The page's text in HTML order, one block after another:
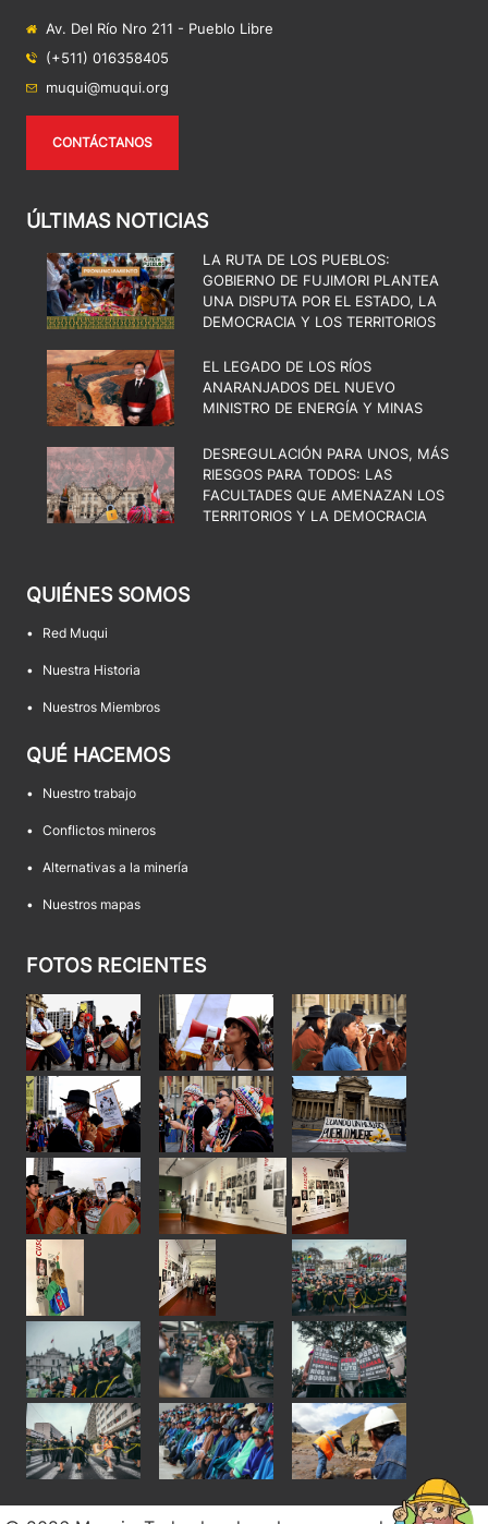
Av. Del Río Nro 211 - Pueblo Libre
(+511) 016358405
muqui@muqui.org
CONTÁCTANOS
ÚLTIMAS NOTICIAS
LA RUTA DE LOS PUEBLOS:
GOBIERNO DE FUJIMORI PLANTEA
UNA DISPUTA POR EL ESTADO, LA
DEMOCRACIA Y LOS TERRITORIOS
EL LEGADO DE LOS RÍOS
ANARANJADOS DEL NUEVO
MINISTRO DE ENERGÍA Y MINAS
DESREGULACIÓN PARA UNOS, MÁS
RIESGOS PARA TODOS: LAS
FACULTADES QUE AMENAZAN LOS
TERRITORIOS Y LA DEMOCRACIA
QUIÉNES SOMOS
• Red Muqui
• Nuestra Historia
• Nuestros Miembros
QUÉ HACEMOS
• Nuestro trabajo
• Conflictos mineros
• Alternativas a la minería
• Nuestros mapas
FOTOS RECIENTES